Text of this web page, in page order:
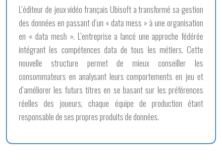
L’éditeur de jeux vidéo français Ubisoft a transformé sa gestion
des données en passant d’un « data mess » à une organisation
en « data mesh ». L’entreprise a lancé une approche fédérée
intégrant les compétences data de tous les métiers. Cette
nouvelle structure permet de mieux conseiller les
consommateurs en analysant leurs comportements en jeu et
d’améliorer les futurs titres en se basant sur les préférences
réelles des joueurs, chaque équipe de production étant
responsable de ses propres produits de données.